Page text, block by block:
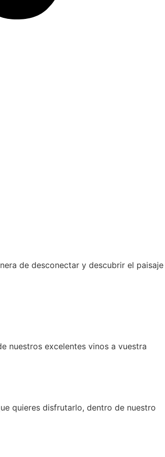
de desconectar y descubrir el paisaje
nuestros excelentes vinos a vuestra
quieres disfrutarlo, dentro de nuestro